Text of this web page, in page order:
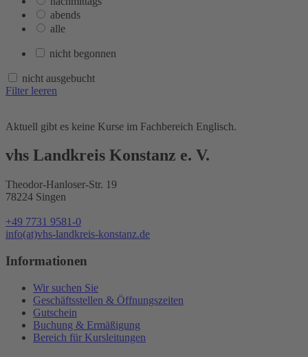
abends
alle
nicht begonnen
nicht ausgebucht
Filter leeren
Aktuell gibt es keine Kurse im Fachbereich Englisch.
vhs Landkreis Konstanz e. V.
Theodor-Hanloser-Str. 19
78224 Singen
+49 7731 9581-0
info(at)vhs-landkreis-konstanz.de
Informationen
Wir suchen Sie
Geschäftsstellen & Öffnungszeiten
Gutschein
Buchung & Ermäßigung
Bereich für Kursleitungen